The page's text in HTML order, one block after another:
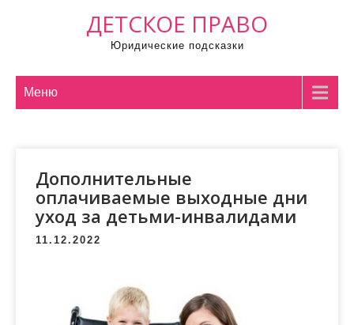
ДЕТСКОЕ ПРАВО
Юридические подсказки
Меню
Дополнительные
оплачиваемые выходные дни
уход за детьми-инвалидами
11.12.2022